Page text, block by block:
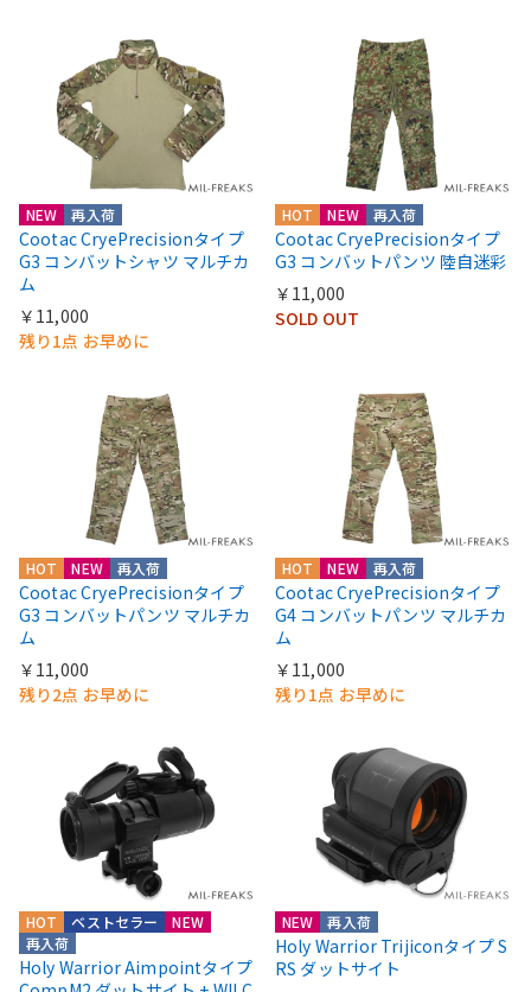
NEW 再入荷
Cootac CryePrecisionタイプ
G3 コンバットシャツ マルチカ
ム
￥11,000
残り1点 お早めに
HOT NEW 再入荷
Cootac CryePrecisionタイプ
G3 コンバットパンツ 陸自迷彩
￥11,000
SOLD OUT
HOT NEW 再入荷
Cootac CryePrecisionタイプ
G3 コンバットパンツ マルチカ
ム
￥11,000
残り2点 お早めに
HOT NEW 再入荷
Cootac CryePrecisionタイプ
G4 コンバットパンツ マルチカ
ム
￥11,000
残り1点 お早めに
HOT
NEW
再入荷
ベストセラー
Holy Warrior Aimpointタイプ
NEW 再入荷
Holy Warrior Trijiconタイプ S
RS ダットサイト